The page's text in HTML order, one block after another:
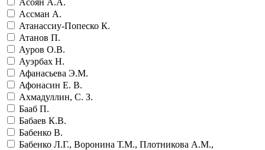
Ассман А.
Атанассиу-Попеско К.
Атанов П.
Ауров О.В.
Ауэрбах Н.
Афанасьева Э.М.
Афонасин Е. В.
Ахмадуллин, С. З.
Бааб П.
Бабаев К.В.
Бабенко В.
Бабенко Л.Г., Воронина Т.М., Плотникова А.М.,